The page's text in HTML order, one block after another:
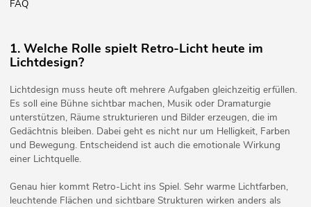
FAQ
1. Welche Rolle spielt Retro-Licht heute im
Lichtdesign?
Lichtdesign muss heute oft mehrere Aufgaben gleichzeitig erfüllen.
Es soll eine Bühne sichtbar machen, Musik oder Dramaturgie
unterstützen, Räume strukturieren und Bilder erzeugen, die im
Gedächtnis bleiben. Dabei geht es nicht nur um Helligkeit, Farben
und Bewegung. Entscheidend ist auch die emotionale Wirkung
einer Lichtquelle.
Genau hier kommt Retro-Licht ins Spiel. Sehr warme Lichtfarben,
leuchtende Flächen und sichtbare Strukturen wirken anders als